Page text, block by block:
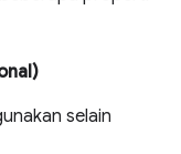
selain